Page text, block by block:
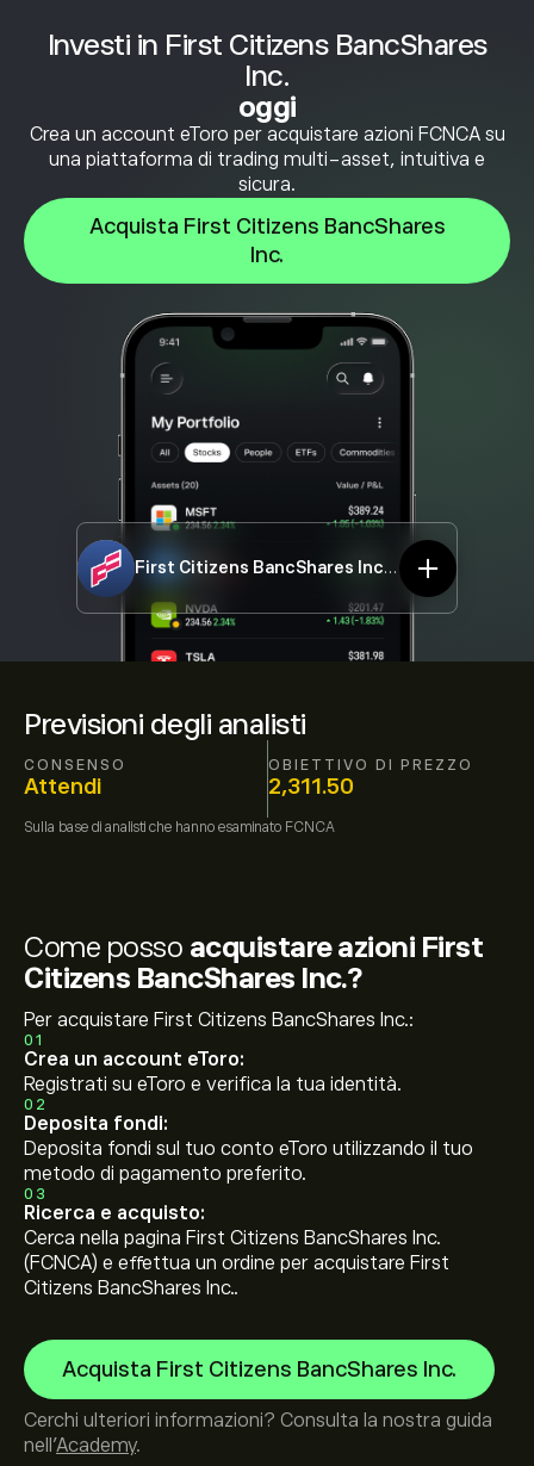
Previsioni degli analisti
CONSENSO
Attendi
OBIETTIVO DI PREZZO
2,311.50
Sulla base di analisti che hanno esaminato FCNCA
Investi in First Citizens BancShares
Inc.
oggi
Crea un account eToro per acquistare azioni FCNCA su
una piattaforma di trading multi-asset, intuitiva e
sicura.
Acquista First Citizens BancShares
Inc.
First Citizens BancShares Inc.FCNCA
Come posso acquistare azioni First
Citizens BancShares Inc.?
Per acquistare First Citizens BancShares Inc.:
01
Crea un account eToro:
Registrati su eToro e verifica la tua identità.
02
Deposita fondi:
Deposita fondi sul tuo conto eToro utilizzando il tuo
metodo di pagamento preferito.
03
Ricerca e acquisto:
Cerca nella pagina First Citizens BancShares Inc.
(FCNCA) e effettua un ordine per acquistare First
Citizens BancShares Inc..
Acquista First Citizens BancShares Inc.
Cerchi ulteriori informazioni? Consulta la nostra guida
nell’Academy.